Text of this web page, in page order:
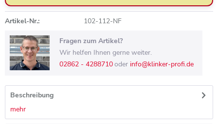
Artikel-Nr.: 102-112-NF
Fragen zum Artikel?
Wir helfen Ihnen gerne weiter.
02862 - 4288710oder info@klinker-profi.de
Beschreibung
mehr